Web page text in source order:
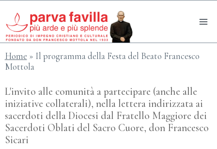
contenuto
Home » Il programma della Festa del Beato Francesco
Mottola
L'invito alle comunità a partecipare (anche alle
iniziative collaterali), nella lettera indirizzata ai
sacerdoti della Diocesi dal Fratello Maggiore dei
Sacerdoti Oblati del Sacro Cuore, don Francesco
Sicari